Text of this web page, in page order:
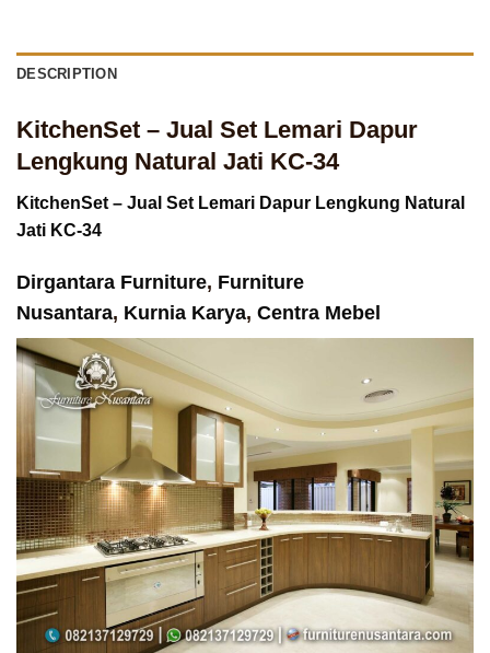
DESCRIPTION
KitchenSet – Jual Set Lemari Dapur
Lengkung Natural Jati KC-34
KitchenSet – Jual Set Lemari Dapur Lengkung Natural
Jati KC-34
Dirgantara Furniture, Furniture
Nusantara, Kurnia Karya, Centra Mebel